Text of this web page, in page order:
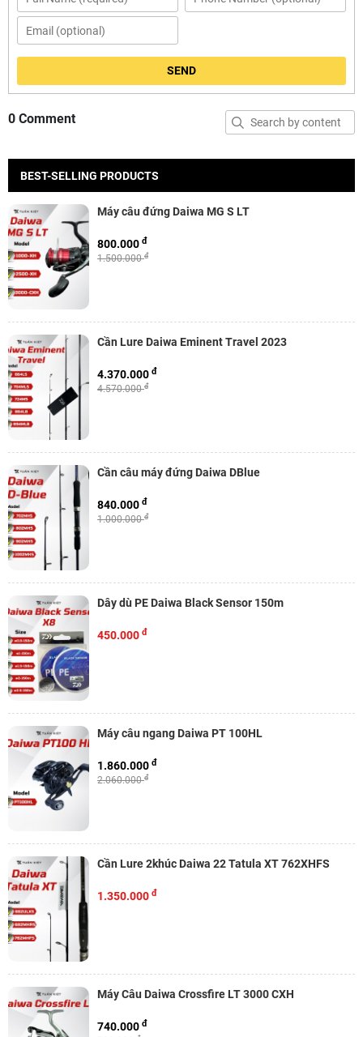
SEND
0 Comment
BEST-SELLING PRODUCTS
Máy câu đứng Daiwa MG S LT
1.500.000đ
800.000 đ
Cần Lure Daiwa Eminent Travel 2023
4.570.000đ
4.370.000 đ
Cần câu máy đứng Daiwa DBlue
1.000.000đ
840.000 đ
Dây dù PE Daiwa Black Sensor 150m
450.000 đ
Máy câu ngang Daiwa PT 100HL
2.060.000đ
1.860.000 đ
Cần Lure 2khúc Daiwa 22 Tatula XT 762XHFS
1.350.000 đ
Máy Câu Daiwa Crossfire LT 3000 CXH
740.000 đ